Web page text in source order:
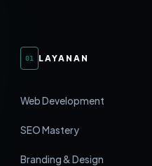
01 LAYANAN
Web Development
SEO Mastery
Branding & Design